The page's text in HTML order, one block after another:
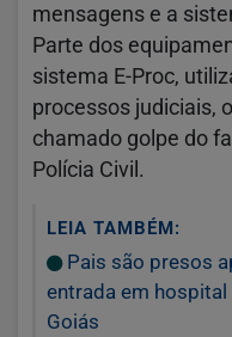
mensagens e a
Parte dos
sistema E-Proc,
processos judiciais,
chamado golpe do
Polícia Civil.
LEIA TAMBÉM:
Pais são presos
entrada em
Goiás